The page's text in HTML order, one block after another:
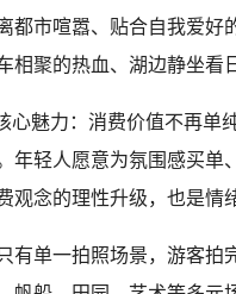
都市喧嚣、贴合自我爱
相聚的热血、湖边静坐
心魅力：消费价值不再单
年轻人愿意为氛围感买单
观念的理性升级，也是情
有单一拍照场景，游客拍